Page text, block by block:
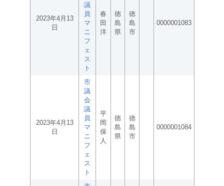
2023年4月13
日
議
員
マ
ニ
フ
ェ
ス
ト
春
田
洋
徳
島
県
徳
島
市
0000001083
2023年4月13
日
市
議
会
議
員
マ
ニ
フ
ェ
ス
ト
平
岡
保
人
徳
島
県
徳
島
市
0000001084